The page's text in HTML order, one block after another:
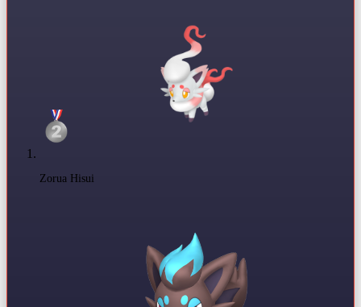
Zorua Hisui